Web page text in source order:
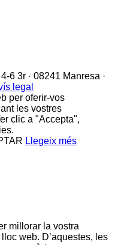
6 3r · 08241 Manresa ·
legal
per oferir-vos
les vostres
clic a "Accepta",
Llegeix més
millorar la vostra
web. D’aquestes, les